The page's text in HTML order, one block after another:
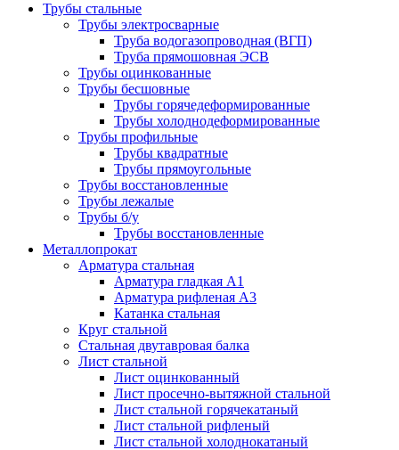
Трубы стальные
Трубы электросварные
Труба водогазопроводная (ВГП)
Труба прямошовная ЭСВ
Трубы оцинкованные
Трубы бесшовные
Трубы горячедеформированные
Трубы холоднодеформированные
Трубы профильные
Трубы квадратные
Трубы прямоугольные
Трубы восстановленные
Трубы лежалые
Трубы б/у
Трубы восстановленные
Металлопрокат
Арматура стальная
Арматура гладкая А1
Арматура рифленая А3
Катанка стальная
Круг стальной
Стальная двутавровая балка
Лист стальной
Лист оцинкованный
Лист просечно-вытяжной стальной
Лист стальной горячекатаный
Лист стальной рифленый
Лист стальной холоднокатаный